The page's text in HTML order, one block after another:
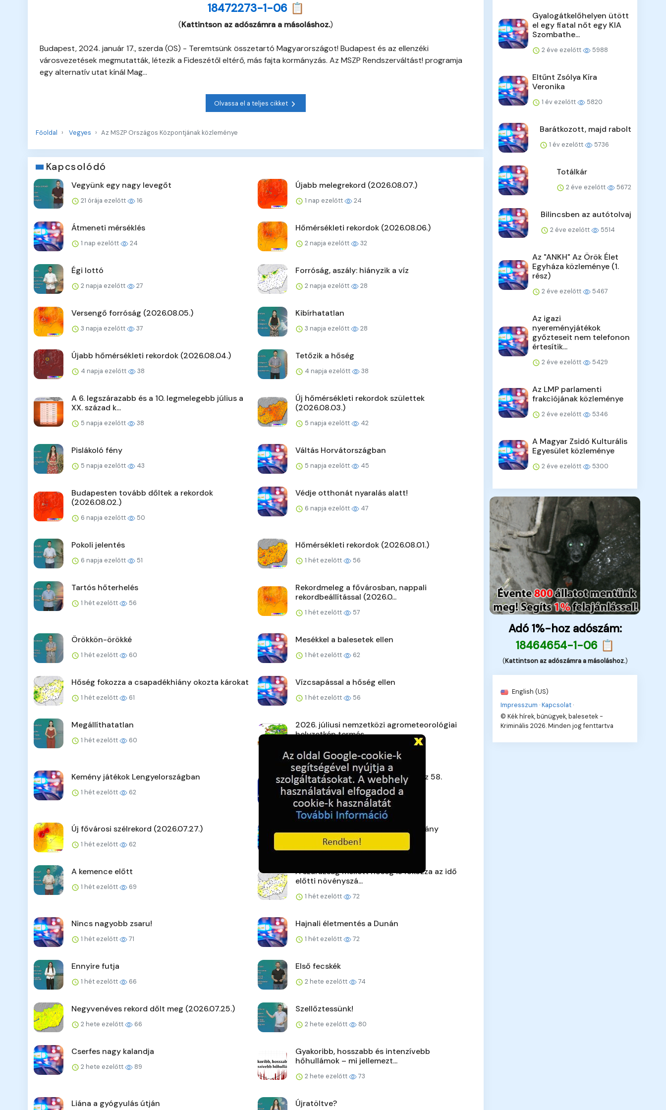
18472273-1-06 📋
(Kattintson az adószámra a másoláshoz.)
Budapest, 2024. január 17., szerda (OS) - Teremtsünk összetartó Magyarországot! Budapest és az ellenzéki
városvezetések megmutatták, létezik a Fideszétől eltérő, más fajta kormányzás. Az MSZP Rendszerváltást! programja
egy alternatív utat kínál Mag...
Olvassa el a teljes cikket
Főoldal Vegyes Az MSZP Országos Központjának közleménye
Kapcsolódó
Vegyünk egy nagy levegőt
21 órája ezelőtt 16
Újabb melegrekord (2026.08.07.)
1 nap ezelőtt 24
Átmeneti mérséklés
1 nap ezelőtt 24
Hőmérsékleti rekordok (2026.08.06.)
2 napja ezelőtt 32
Égi lottó
2 napja ezelőtt 27
Forróság, aszály: hiányzik a víz
2 napja ezelőtt 28
Versengő forróság (2026.08.05.)
3 napja ezelőtt 37
Kibírhatatlan
3 napja ezelőtt 28
Újabb hőmérsékleti rekordok (2026.08.04.)
4 napja ezelőtt 38
Tetőzik a hőség
4 napja ezelőtt 38
A 6. legszárazabb és a 10. legmelegebb július a
XX. század k...
5 napja ezelőtt 38
Új hőmérsékleti rekordok születtek
(2026.08.03.)
5 napja ezelőtt 42
Pislákoló fény
5 napja ezelőtt 43
Váltás Horvátországban
5 napja ezelőtt 45
Budapesten tovább dőltek a rekordok
(2026.08.02.)
6 napja ezelőtt 50
Védje otthonát nyaralás alatt!
6 napja ezelőtt 47
Pokoli jelentés
6 napja ezelőtt 51
Hőmérsékleti rekordok (2026.08.01.)
1 hét ezelőtt 56
Tartós hőterhelés
1 hét ezelőtt 56
Rekordmeleg a fővárosban, nappali
rekordbeállítással (2026.0...
1 hét ezelőtt 57
Örökkön-örökké
1 hét ezelőtt 60
Mesékkel a balesetek ellen
1 hét ezelőtt 62
Hőség fokozza a csapadékhiány okozta károkat
1 hét ezelőtt 61
Vízcsapással a hőség ellen
1 hét ezelőtt 56
Megállíthatatlan
1 hét ezelőtt 60
2026. júliusi nemzetközi agrometeorológiai
helyzetkép termés...
1 hét ezelőtt
Kemény játékok Lengyelországban
1 hét ezelőtt 62
Gyenge szélben, hőségben rajtol az 58.
Kékszalag
1 hét ezelőtt 63
Új fővárosi szélrekord (2026.07.27.)
1 hét ezelőtt 62
Zsaruk a körzetből: Borsodi tanulmány
1 hét ezelőtt 63
A kemence előtt
1 hét ezelőtt 69
A szárazság mellett hőség is fokozza az idő
előtti növényszá...
1 hét ezelőtt 72
Nincs nagyobb zsaru!
1 hét ezelőtt 71
Hajnali életmentés a Dunán
1 hét ezelőtt 72
Ennyire futja
1 hét ezelőtt 66
Első fecskék
2 hete ezelőtt 74
Negyvenéves rekord dőlt meg (2026.07.25.)
2 hete ezelőtt 66
Szellőztessünk!
2 hete ezelőtt 80
Cserfes nagy kalandja
2 hete ezelőtt 89
Gyakoribb, hosszabb és intenzívebb
hőhullámok – mi jellemezt...
2 hete ezelőtt 73
Liána a gyógyulás útján Újratöltve?
Gyalogátkelőhelyen ütött
el egy fiatal nőt egy KIA
Szombathe...
2 éve ezelőtt 5988
Eltűnt Zsólya Kíra
Veronika
1 év ezelőtt 5820
Barátkozott, majd rabolt
1 év ezelőtt 5736
Totálkár
2 éve ezelőtt 5672
Bilincsben az autótolvaj
2 éve ezelőtt 5514
Az "ANKH" Az Örök Élet
Egyháza közleménye (1.
rész)
2 éve ezelőtt 5467
Az igazi
nyereményjátékok
győzteseit nem telefonon
értesítik...
2 éve ezelőtt 5429
Az LMP parlamenti
frakciójának közleménye
2 éve ezelőtt 5346
A Magyar Zsidó Kulturális
Egyesület közleménye
2 éve ezelőtt 5300
Adó 1%-hoz adószám:
18464654-1-06 📋
(Kattintson az adószámra a másoláshoz.)
English (US)
Impresszum ·Kapcsolat ·
© Kék hírek, bűnügyek, balesetek -
Kriminális 2026. Minden jog fenttartva